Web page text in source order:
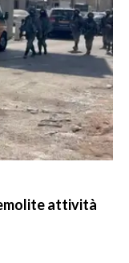
attività